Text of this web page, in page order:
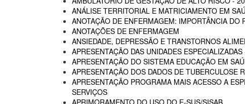
ANÁLISE TERRITORIAL E MATRICIAMENTO EM
ANOTAÇÃO DE ENFERMAGEM: IMPORTÂNCIA DO
ANOTAÇÕES DE ENFERMAGEM
ANSIEDADE, DEPRESSÃO E TRANSTORNOS
APRESENTAÇÃO DAS UNIDADES
APRESENTAÇÃO DO SISTEMA EDUCAÇÃO EM
APRESENTAÇÃO DOS DADOS DE TUBERCULOSE
APRESENTAÇÃO PROGRAMA MAIS ACESSO A
SERVIÇOS
APRIMORAMENTO DO USO DO E-SUS/SISAB